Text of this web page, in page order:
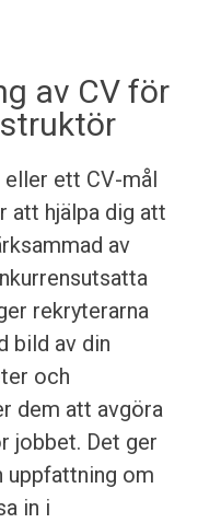
av CV för
eller ett CV-mål
att hjälpa dig att
av
rekryterarna
bild av din
och
dem att avgöra
jobbet. Det ger
uppfattning om
in i